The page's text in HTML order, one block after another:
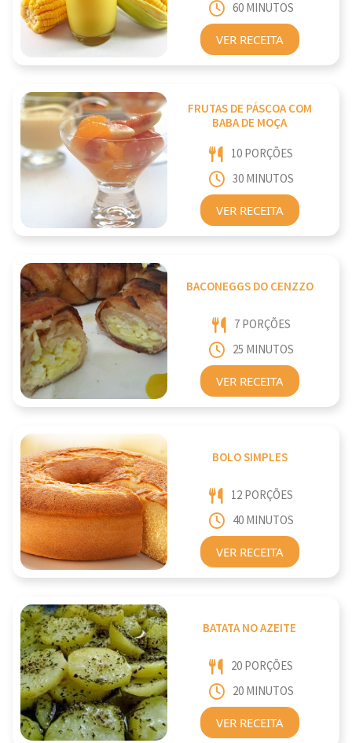
60 MINUTOS
VER RECEITA
FRUTAS DE PÁSCOA COM
BABA DE MOÇA
10 PORÇÕES
30 MINUTOS
VER RECEITA
BACONEGGS DO CENZZO
7 PORÇÕES
25 MINUTOS
VER RECEITA
BOLO SIMPLES
12 PORÇÕES
40 MINUTOS
VER RECEITA
BATATA NO AZEITE
20 PORÇÕES
20 MINUTOS
VER RECEITA